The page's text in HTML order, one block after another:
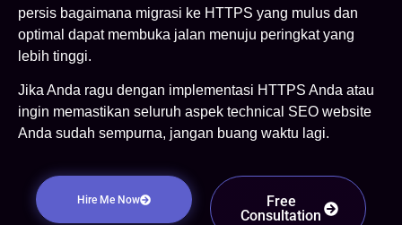
persis bagaimana migrasi ke HTTPS yang mulus dan
optimal dapat membuka jalan menuju peringkat yang
lebih tinggi.
Jika Anda ragu dengan implementasi HTTPS Anda atau
ingin memastikan seluruh aspek technical SEO website
Anda sudah sempurna, jangan buang waktu lagi.
Hire Me Now
Free
Consultation